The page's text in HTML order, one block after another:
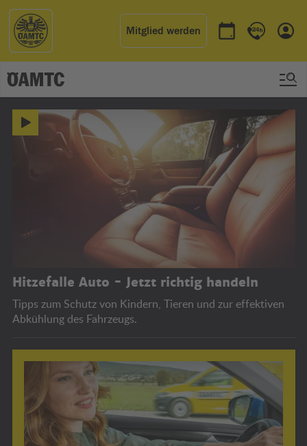
Mitglied werden
Termin buchen
Kontakt &
ÖAMTC
Hitzefalle Auto - Jetzt richtig handeln
Tipps zum Schutz von Kindern, Tieren und zur effektiven
Abkühlung des Fahrzeugs.